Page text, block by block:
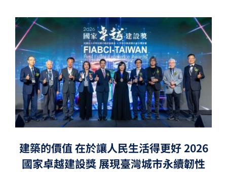
建築的價值 在於讓人民生活得更好 2026
國家卓越建設獎 展現臺灣城市永續韌性